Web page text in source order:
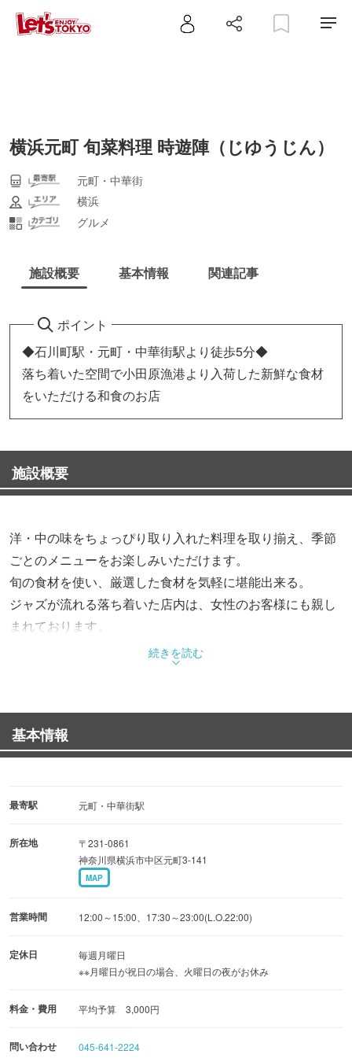
横浜元町 旬菜料理 時遊陣（じゆうじん）
元町・中華街
横浜
グルメ
施設概要 基本情報 関連記事
ポイント
◆石川町駅・元町・中華街駅より徒歩5分◆
落ち着いた空間で小田原漁港より入荷した新鮮な食材
をいただける和食のお店
施設概要
洋・中の味をちょっぴり取り入れた料理を取り揃え、季節
ごとのメニューをお楽しみいただけます。
旬の食材を使い、厳選した食材を気軽に堪能出来る。
ジャズが流れる落ち着いた店内は、女性のお客様にも親し
まれております。
種類豊富な美味しい地酒と新鮮なおさかなを愉しみにぜひ
素材と調理にこだわった自慢の和風創作料理とお酒を心ゆ
くまでお楽しみください。
続きを読む
基本情報
最寄駅 元町・中華街駅
所在地
〒231-0861
神奈川県横浜市中区元町3-141
MAP
営業時間 12:00～15:00、17:30～23:00(L.O.22:00)
定休日
毎週月曜日
※※月曜日が祝日の場合、火曜日の夜がお休み
料金・費用 平均予算 3,000円
問い合わせ 045-641-2224